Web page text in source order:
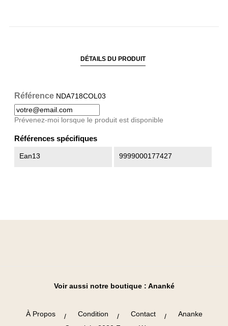
DÉTAILS DU PRODUIT
Référence NDA718COL03
Prévenez-moi lorsque le produit est disponible
Références spécifiques
Ean13 9999000177427
Voir aussi notre boutique : Ananké
À Propos Condition Contact
Ananke